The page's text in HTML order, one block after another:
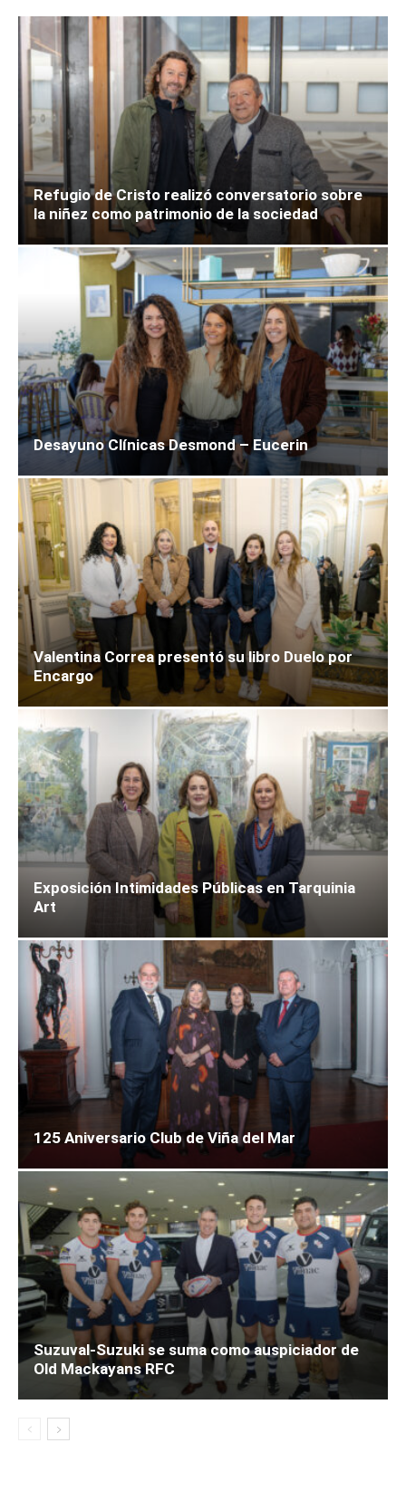
Refugio de Cristo realizó conversatorio sobre
la niñez como patrimonio de la sociedad
Desayuno Clínicas Desmond – Eucerin
Valentina Correa presentó su libro Duelo por
Encargo
Exposición Intimidades Públicas en Tarquinia
Art
125 Aniversario Club de Viña del Mar
Suzuval-Suzuki se suma como auspiciador de
Old Mackayans RFC